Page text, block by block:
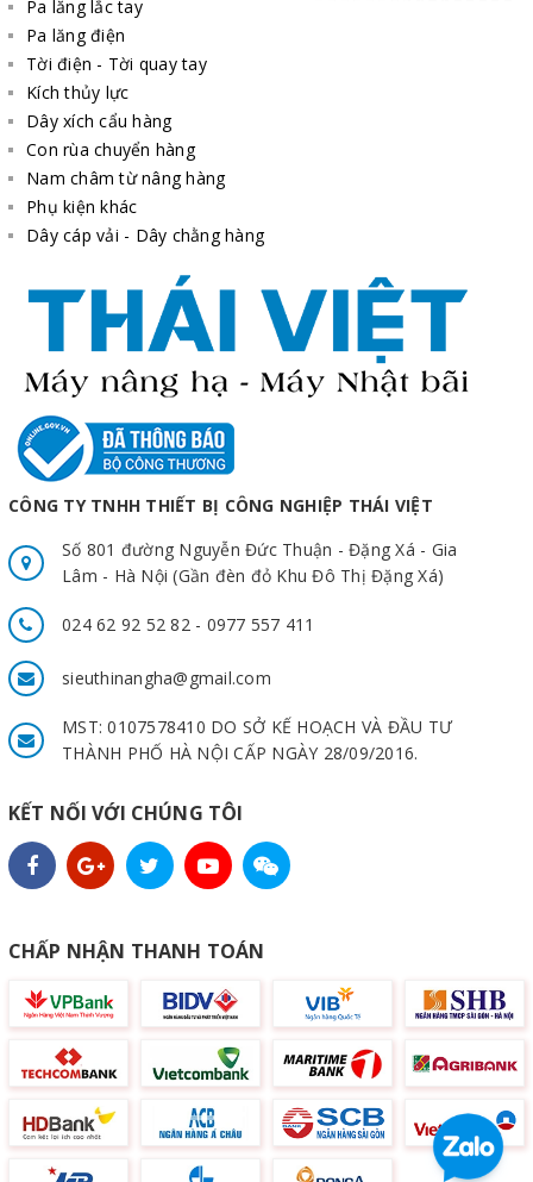
Pa lăng lắc tay
Pa lăng điện
Tời điện - Tời quay tay
Kích thủy lực
Dây xích cẩu hàng
Con rùa chuyển hàng
Nam châm từ nâng hàng
Phụ kiện khác
Dây cáp vải - Dây chằng hàng
CÔNG TY TNHH THIẾT BỊ CÔNG NGHIỆP THÁI VIỆT
Số 801 đường Nguyễn Đức Thuận - Đặng Xá - Gia
Lâm - Hà Nội (Gần đèn đỏ Khu Đô Thị Đặng Xá)
024 62 92 52 82 - 0977 557 411
sieuthinangha@gmail.com
MST: 0107578410 DO SỞ KẾ HOẠCH VÀ ĐẦU TƯ
THÀNH PHỐ HÀ NỘI CẤP NGÀY 28/09/2016.
KẾT NỐI VỚI CHÚNG TÔI
CHẤP NHẬN THANH TOÁN